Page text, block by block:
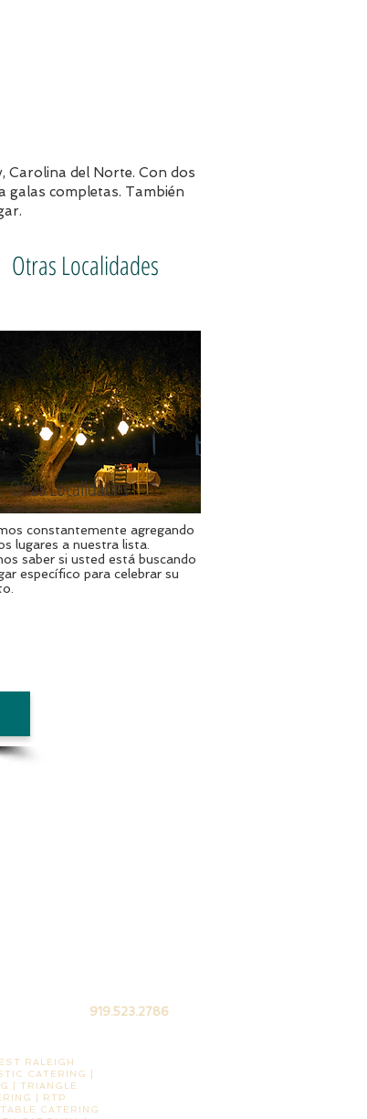
Carolina del Norte. Con dos
galas completas. También
Otras Localidades
Otras Localidades
constantemente agregando
lugares a nuestra lista.
saber si usted está buscando
específico para celebrar su
919.523.2786
RALEIGH
CATERING |
| TRIANGLE
| RTP
CATERING